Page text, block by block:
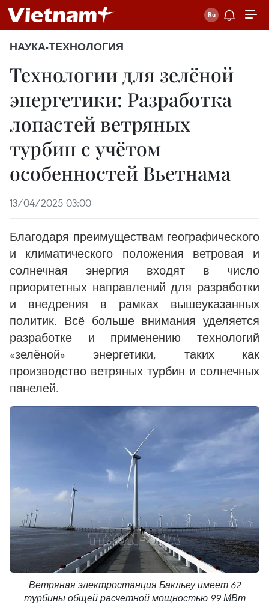
НАУКА-ТЕХНОЛОГИЯ
Технологии для зелёной
энергетики: Разработка
лопастей ветряных
турбин с учётом
особенностей Вьетнама
13/04/2025 03:00
Благодаря преимуществам географического
и климатического положения ветровая и
солнечная энергия входят в число
приоритетных направлений для разработки
и внедрения в рамках вышеуказанных
политик. Всё больше внимания уделяется
разработке и применению технологий
«зелёной» энергетики, таких как
производство ветряных турбин и солнечных
панелей.
Ветряная электростанция Бакльеу имеет 62
турбины общей расчетной мощностью 99 МВт